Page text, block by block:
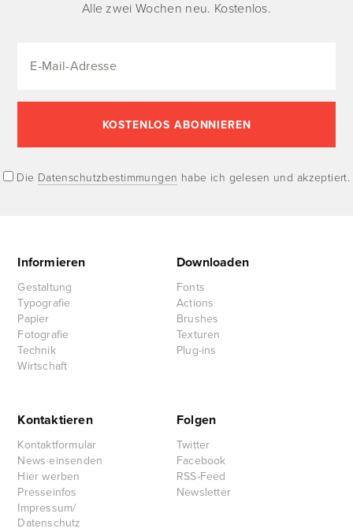
Alle zwei Wochen neu. Kostenlos.
Die Datenschutzbestimmungen habe ich gelesen und akzeptiert.
Informieren
Gestaltung
Typografie
Papier
Fotografie
Technik
Wirtschaft
Downloaden
Fonts
Actions
Brushes
Texturen
Plug-ins
Kontaktieren
Kontaktformular
News einsenden
Hier werben
Presseinfos
Impressum/
Datenschutz
Folgen
Twitter
Facebook
RSS-Feed
Newsletter